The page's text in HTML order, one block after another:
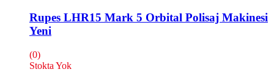
Rupes LHR15 Mark 5 Orbital Polisaj Makinesi
Yeni
(0)
Stokta Yok